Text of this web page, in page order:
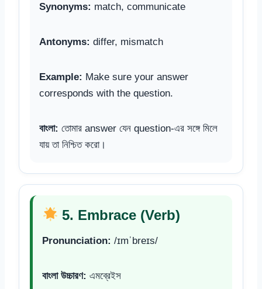
Synonyms: match, communicate
Antonyms: differ, mismatch
Example: Make sure your answer
corresponds with the question.
বাংলা: তোমার answer যেন question-এর সঙ্গে মিলে
যায় তা নিশ্চিত করো।
5. Embrace (Verb)
Pronunciation: /ɪmˈbreɪs/
বাংলা উচ্চারণ: এমব্রেইস